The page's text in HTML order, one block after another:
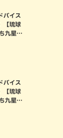
バイス
【琉球
九星気
バイス
【琉球
九星気